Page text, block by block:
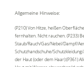
Allgemeine Hinweise:
(P210) Von Hitze, heißen
fernhalten. Nicht rauchen. (P233)
Staub/Rauch/Gas/Nebel/Dampf/
Schutzhandschuhe/
der Haut (oder dem Haar):(P361)